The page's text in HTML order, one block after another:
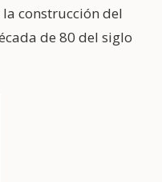
construcción del
de 80 del siglo